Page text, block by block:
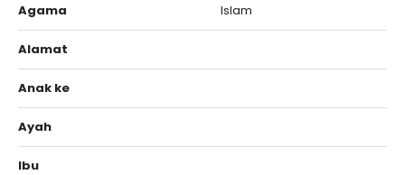
Agama Islam
Alamat
Anak ke
Ayah
Ibu